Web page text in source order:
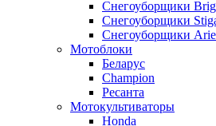
Снегоуборщики
Снегоуборщики
Снегоуборщики
Мотоблоки
Беларус
Champion
Ресанта
Мотокультиваторы
Honda